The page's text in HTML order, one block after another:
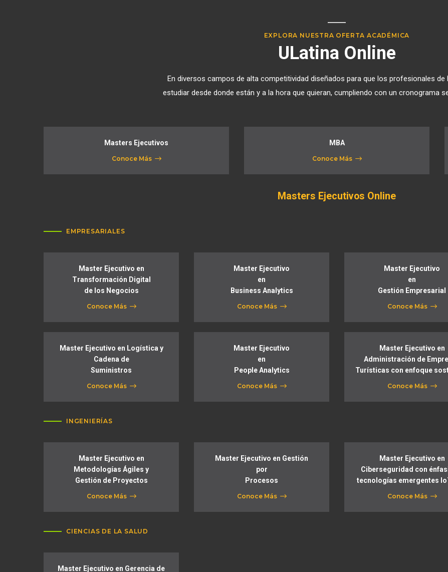
EXPLORA NUESTRA OFERTA ACADÉMICA
ULatina Online
En diversos campos de alta competitividad diseñados para que los profesionales de
estudiar desde donde están y a la hora que quieran, cumpliendo con un cronograma
Masters Ejecutivos
Conoce Más
MBA
Conoce Más
Masters Ejecutivos Online
EMPRESARIALES
Master Ejecutivo en
Transformación Digital
de los Negocios
Conoce Más
Master Ejecutivo
en
Business Analytics
Conoce Más
Master Ejecutivo
en
Gestión Empresarial
Conoce Más
Master Ejecutivo en Logística y
Cadena de
Suministros
Conoce Más
Master Ejecutivo
en
People Analytics
Conoce Más
Master Ejecutivo en
Administración de
Turísticas con enfoque
Conoce Más
INGENIERÍAS
Master Ejecutivo en
Metodologías Ágiles y
Gestión de Proyectos
Conoce Más
Master Ejecutivo en Gestión
por
Procesos
Conoce Más
Master Ejecutivo en
Ciberseguridad con
tecnologías emergentes
Conoce Más
CIENCIAS DE LA SALUD
Master Ejecutivo en Gerencia de